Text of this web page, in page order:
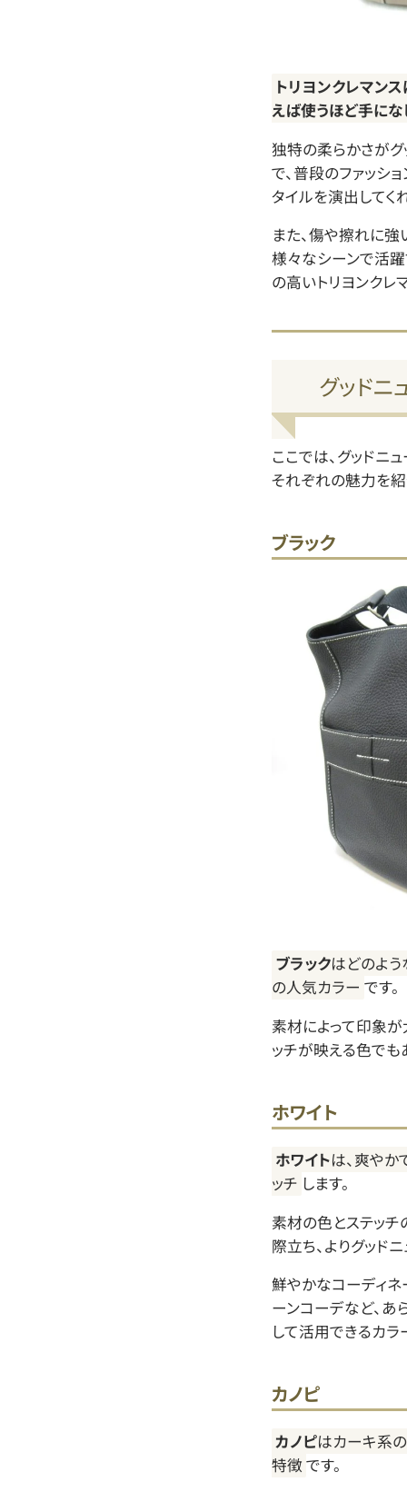
トリヨンクレマン
えば使うほど手にな
独特の柔らかさがグ
で、普段のファッシ
タイルを演出してく
また、傷や擦れに強
様々なシーンで活躍
の高いトリヨンクレ
グッドニ
ここでは、グッドニ
それぞれの魅力を紹
ブラック
ブラックはどのよう
の人気カラー です。
素材によって印象が
ッチが映える色でも
ホワイト
ホワイトは、爽やか
ッチ します。
素材の色とステッチ
際立ち、よりグッド
鮮やかなコーディネ
ーンコーデなど、あ
して活用できるカラ
カノピ
カノピはカーキ系
特徴 です。